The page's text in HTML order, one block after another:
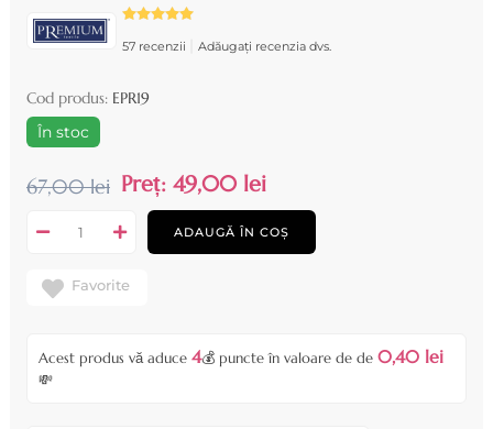
57 recenzii Adăugați recenzia dvs.
Cod produs: EPR19
În stoc
67,00 lei Preț: 49,00 lei
ADAUGĂ ÎN COȘ
Favorite
Acest produs vă aduce 4💰 puncte în valoare de de 0,40 lei
💸